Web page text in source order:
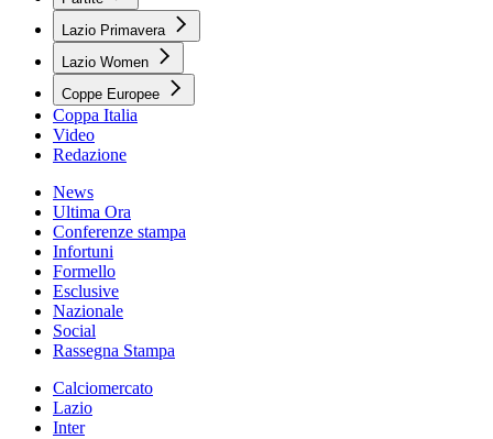
Lazio Primavera
Lazio Women
Coppe Europee
Coppa Italia
Video
Redazione
News
Ultima Ora
Conferenze stampa
Infortuni
Formello
Esclusive
Nazionale
Social
Rassegna Stampa
Calciomercato
Lazio
Inter